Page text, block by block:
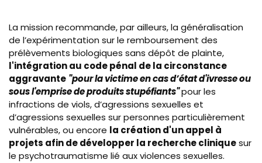
La mission recommande, par ailleurs, la généralisation
de l’expérimentation sur le remboursement des
prélèvements biologiques sans dépôt de plainte,
l'intégration au code pénal de la circonstance
aggravante "pour la victime en cas d’état d'ivresse ou
sous l'emprise de produits stupéfiants"pour les
infractions de viols, d’agressions sexuelles et
d’agressions sexuelles sur personnes particulièrement
vulnérables, ou encore la création d'un appel à
projets afin de développer la recherche cliniquesur
le psychotraumatisme lié aux violences sexuelles.